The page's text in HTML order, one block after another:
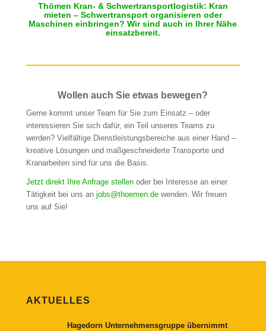
Thömen Kran- & Schwertransportlogistik: Kran
mieten – Schwertransport organisieren oder
Maschinen einbringen? Wir sind auch in Ihrer Nähe
einsatzbereit.
Wollen auch Sie etwas bewegen?
Gerne kommt unser Team für Sie zum Einsatz – oder
interessieren Sie sich dafür, ein Teil unseres Teams zu
werden? Vielfältige Dienstleistungsbereiche aus einer Hand –
kreative Lösungen und maßgeschneiderte Transporte und
Kranarbeiten sind für uns die Basis.
Jetzt direkt Ihre Anfrage stellenoder bei Interesse an einer
Tätigkeit bei uns an jobs@thoemen.dewenden. Wir freuen
uns auf Sie!
AKTUELLES
Hagedorn Unternehmensgruppe übernimmt